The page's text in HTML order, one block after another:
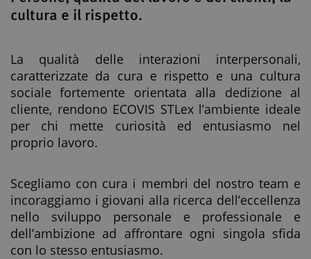
cultura e il rispetto.
La qualità delle interazioni interpersonali,
caratterizzate da cura e rispetto e una cultura
sociale fortemente orientata alla dedizione al
cliente, rendono ECOVIS STLex l’ambiente ideale
per chi mette curiosità ed entusiasmo nel
proprio lavoro.
Scegliamo con cura i membri del nostro team e
incoraggiamo i giovani alla ricerca dell’eccellenza
nello sviluppo personale e professionale e
dell’ambizione ad affrontare ogni singola sfida
con lo stesso entusiasmo.